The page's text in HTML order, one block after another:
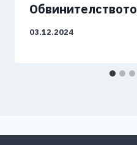
Обвинителството
03.12.2024